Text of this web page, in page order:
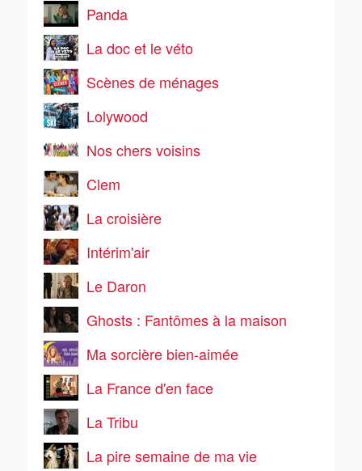
Panda
La doc et le véto
Scènes de ménages
Lolywood
Nos chers voisins
Clem
La croisière
Intérim'air
Le Daron
Ghosts : Fantômes à la maison
Ma sorcière bien-aimée
La France d'en face
La Tribu
La pire semaine de ma vie